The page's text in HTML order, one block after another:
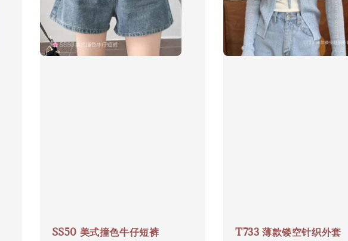
SS50 美式撞色牛仔短裤
T733 薄款镂空针织外套